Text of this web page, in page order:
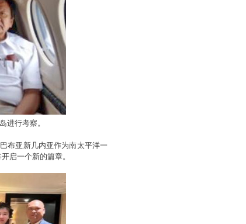
行考察。
布亚新几内亚作为南太平洋一
启一个新的篇章。